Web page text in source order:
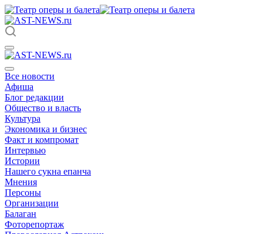
Все новости
Афиша
Блог редакции
Общество и власть
Культура
Экономика и бизнес
Факт и компромат
Интервью
Истории
Нашего сукна епанча
Мнения
Персоны
Организации
Балаган
Фоторепортаж